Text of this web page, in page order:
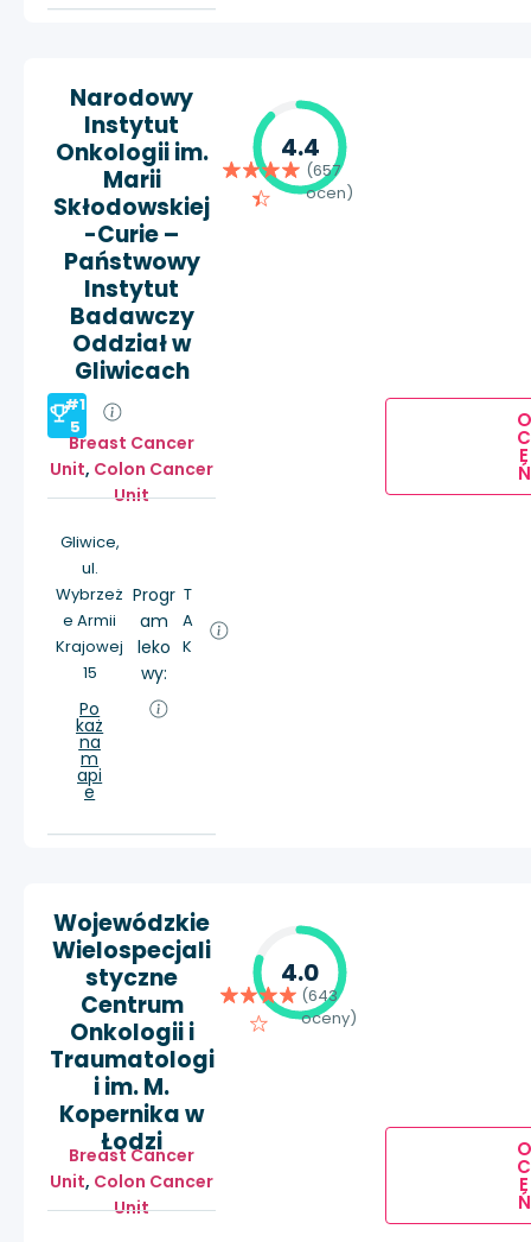
Narodowy
Instytut
Onkologii im.
Marii
Skłodowskiej
-Curie –
Państwowy
Instytut
Badawczy
Oddział w
Gliwicach
#1
5
Breast Cancer
Unit, Colon Cancer
Unit
Gliwice,
ul.
Wybrzeż
e Armii
Krajowej
15
Po
każ
na
m
api
e
Progr
am
leko
wy:
T
A
K
4.4
(657
ocen)
O
C
E
Ń
Wojewódzkie
Wielospecjali
styczne
Centrum
Onkologii i
Traumatologi
i im. M.
Kopernika w
Łodzi
Breast Cancer
Unit, Colon Cancer
Unit
4.0
(643
oceny)
O
C
E
Ń